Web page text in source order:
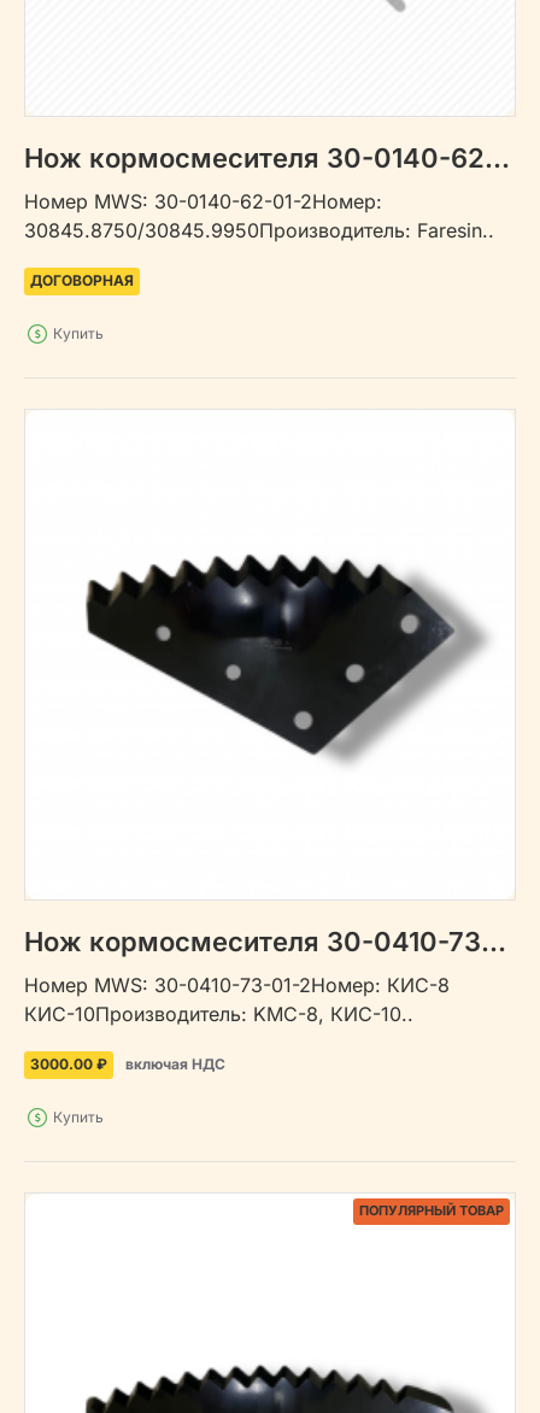
Нож кормосмесителя 30-0140-62-01-2
Номер MWS: 30-0140-62-01-2Номер:
30845.8750/30845.9950Производитель: Faresin..
ДОГОВОРНАЯ
Купить
Нож кормосмесителя 30-0410-73-01-2
Номер MWS: 30-0410-73-01-2Номер: КИС-8
КИС-10Производитель: KMC-8, КИС-10..
3000.00 ₽ включая НДС
Купить
ПОПУЛЯРНЫЙ ТОВАР